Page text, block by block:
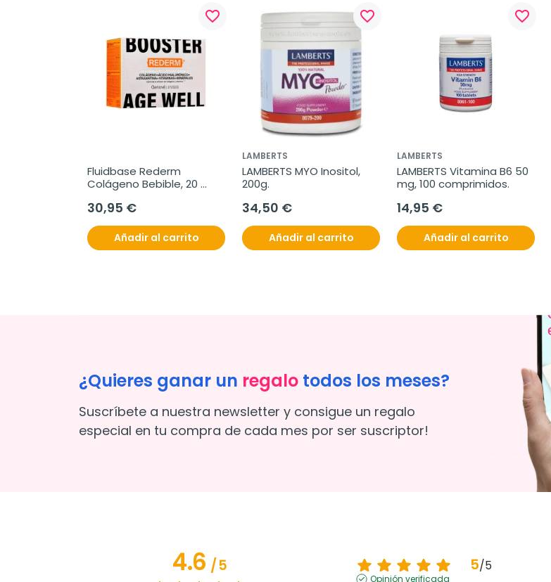
favorite_border
Fluidbase Rederm
Colágeno Bebible, 20
30,95 €
Añadir al carrito
favorite_border
LAMBERTS
LAMBERTS MYO Inositol,
200g.
34,50 €
Añadir al carrito
favorite_border
LAMBERTS
LAMBERTS Vitamina B6 50
mg, 100 comprimidos.
14,95 €
Añadir al carrito
¿Quieres ganar un regalo todos los meses?
Suscríbete a nuestra newsletter y consigue un regalo
especial en tu compra de cada mes por ser suscriptor!
4.6/5 5/5
Opinión verificada